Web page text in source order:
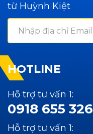
từ Huỳnh Kiệt
HOTLINE
Hỗ trợ tư vấn 1:
0918 655 326
Hỗ trợ tư vấn 1: